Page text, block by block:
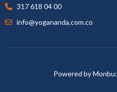
317 618 04 00
info@yogananda.com.co
Powered by Monbu: